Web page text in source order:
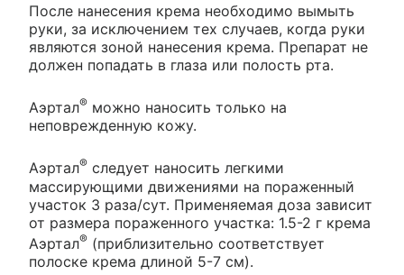
После нанесения крема необходимо вымыть
руки, за исключением тех случаев, когда руки
являются зоной нанесения крема. Препарат не
должен попадать в глаза или полость рта.
Аэртал® можно наносить только на
неповрежденную кожу.
Аэртал® следует наносить легкими
массирующими движениями на пораженный
участок 3 раза/сут. Применяемая доза зависит
от размера пораженного участка: 1.5-2 г крема
Аэртал® (приблизительно соответствует
полоске крема длиной 5-7 см).